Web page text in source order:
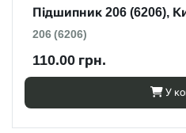
Підшипник 206 (6206),
206 (6206)
110.00 грн.
У